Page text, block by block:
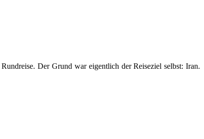
Der Grund war eigentlich der Reiseziel selbst: Iran.